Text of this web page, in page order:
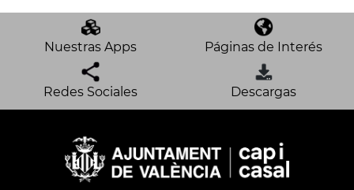
Nuestras Apps Páginas de Interés
Redes Sociales Descargas